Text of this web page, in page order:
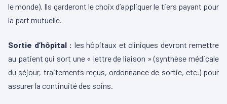
le monde). Ils garderont le choix d’appliquer le tiers payant pour
la part mutuelle.
Sortie d’hôpital : les hôpitaux et cliniques devront remettre
au patient qui sort une « lettre de liaison » (synthèse médicale
du séjour, traitements reçus, ordonnance de sortie, etc.) pour
assurer la continuité des soins.